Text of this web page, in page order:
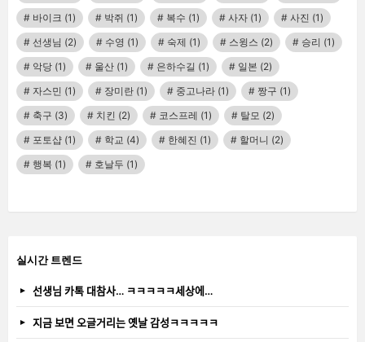
바이크 (1) 박쥐 (1) 복수 (1) 사자 (1) 사진 (1)
선생님 (2) 수영 (1) 숙제 (1) 스윙스 (2) 승리 (1)
악당 (1) 울산 (1) 은하수길 (1) 일본 (2)
자스민 (1) 장미란 (1) 중고나라 (1) 짱구 (1)
축구 (3) 치킨 (2) 코스프레 (1) 탈모 (2)
포토샵 (1) 학교 (4) 한혜진 (1) 할머니 (2)
행복 (1) 호날두 (1)
실시간 트렌드
선생님 카톡 대참사… ㅋㅋㅋㅋㅋ세상에…
지금 보면 오글거리는 옛날 감성ㅋㅋㅋㅋㅋ